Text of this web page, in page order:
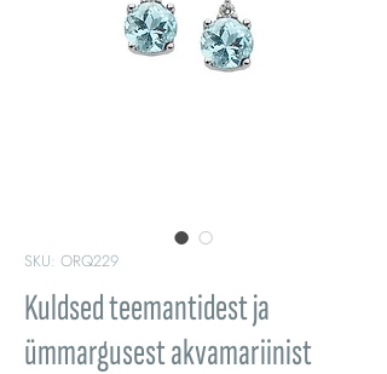
SKU: ORQ229
Kuldsed teemantidest ja
ümmargusest akvamariinist